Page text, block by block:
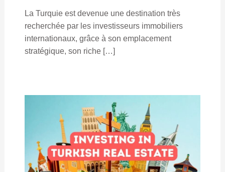
La Turquie est devenue une destination très
recherchée par les investisseurs immobiliers
internationaux, grâce à son emplacement
stratégique, son riche […]